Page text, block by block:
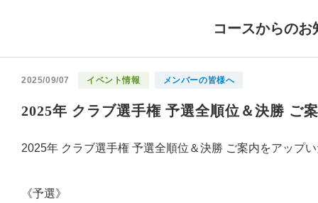
コースからのお
2025/09/07 イベント情報 メンバーの皆様へ
2025年 クラブ選手権 予選全順位＆決勝 ご
2025年 クラブ選手権 予選全順位＆決勝 ご案内をアップ
《予選》